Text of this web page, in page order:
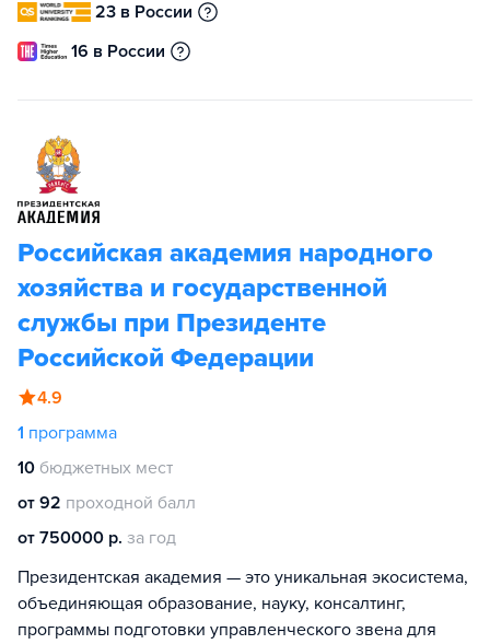
23 в России
16 в России
Российская академия народного
хозяйства и государственной
службы при Президенте
Российской Федерации
4.9
1 программа
10 бюджетных мест
от 92 проходной балл
от 750000 р. за год
Президентская академия — это уникальная экосистема,
объединяющая образование, науку, консалтинг,
программы подготовки управленческого звена для